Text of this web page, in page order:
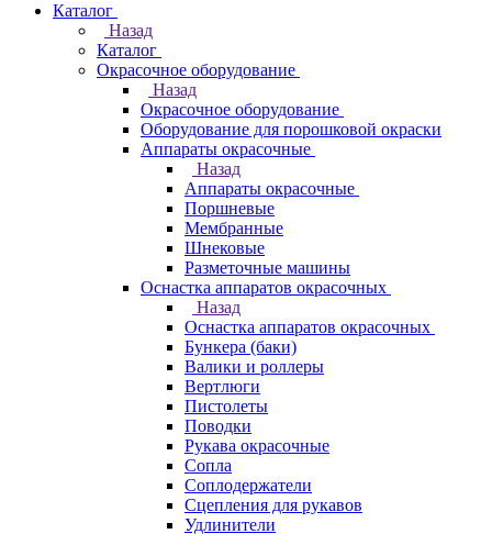
Каталог
Назад
Каталог
Окрасочное оборудование
Назад
Окрасочное оборудование
Оборудование для порошковой окраски
Аппараты окрасочные
Назад
Аппараты окрасочные
Поршневые
Мембранные
Шнековые
Разметочные машины
Оснастка аппаратов окрасочных
Назад
Оснастка аппаратов окрасочных
Бункера (баки)
Валики и роллеры
Вертлюги
Пистолеты
Поводки
Рукава окрасочные
Сопла
Соплодержатели
Сцепления для рукавов
Удлинители